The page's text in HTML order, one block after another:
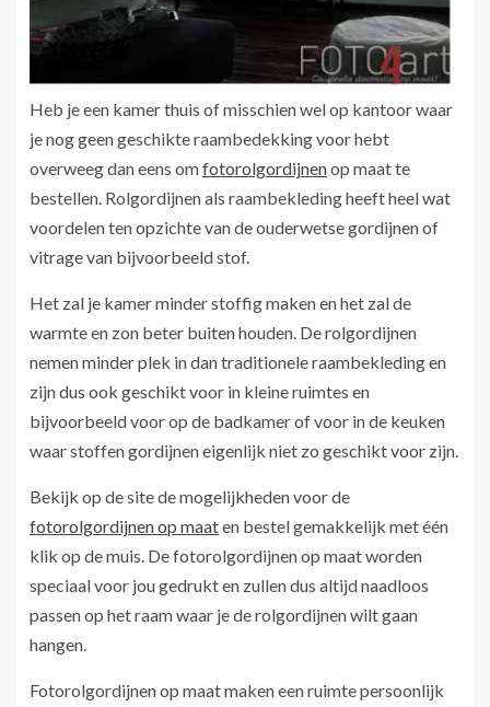
Heb je een kamer thuis of misschien wel op kantoor waar
je nog geen geschikte raambedekking voor hebt
overweeg dan eens omfotorolgordijnenop maat te
bestellen. Rolgordijnen als raambekleding heeft heel wat
voordelen ten opzichte van de ouderwetse gordijnen of
vitrage van bijvoorbeeld stof.
Het zal je kamer minder stoffig maken en het zal de
warmte en zon beter buiten houden. De rolgordijnen
nemen minder plek in dan traditionele raambekleding en
zijn dus ook geschikt voor in kleine ruimtes en
bijvoorbeeld voor op de badkamer of voor in de keuken
waar stoffen gordijnen eigenlijk niet zo geschikt voor zijn.
Bekijk op de site de mogelijkheden voor de
fotorolgordijnen op maaten bestel gemakkelijk met één
klik op de muis. De fotorolgordijnen op maat worden
speciaal voor jou gedrukt en zullen dus altijd naadloos
passen op het raam waar je de rolgordijnen wilt gaan
hangen.
Fotorolgordijnen op maat maken een ruimte persoonlijk